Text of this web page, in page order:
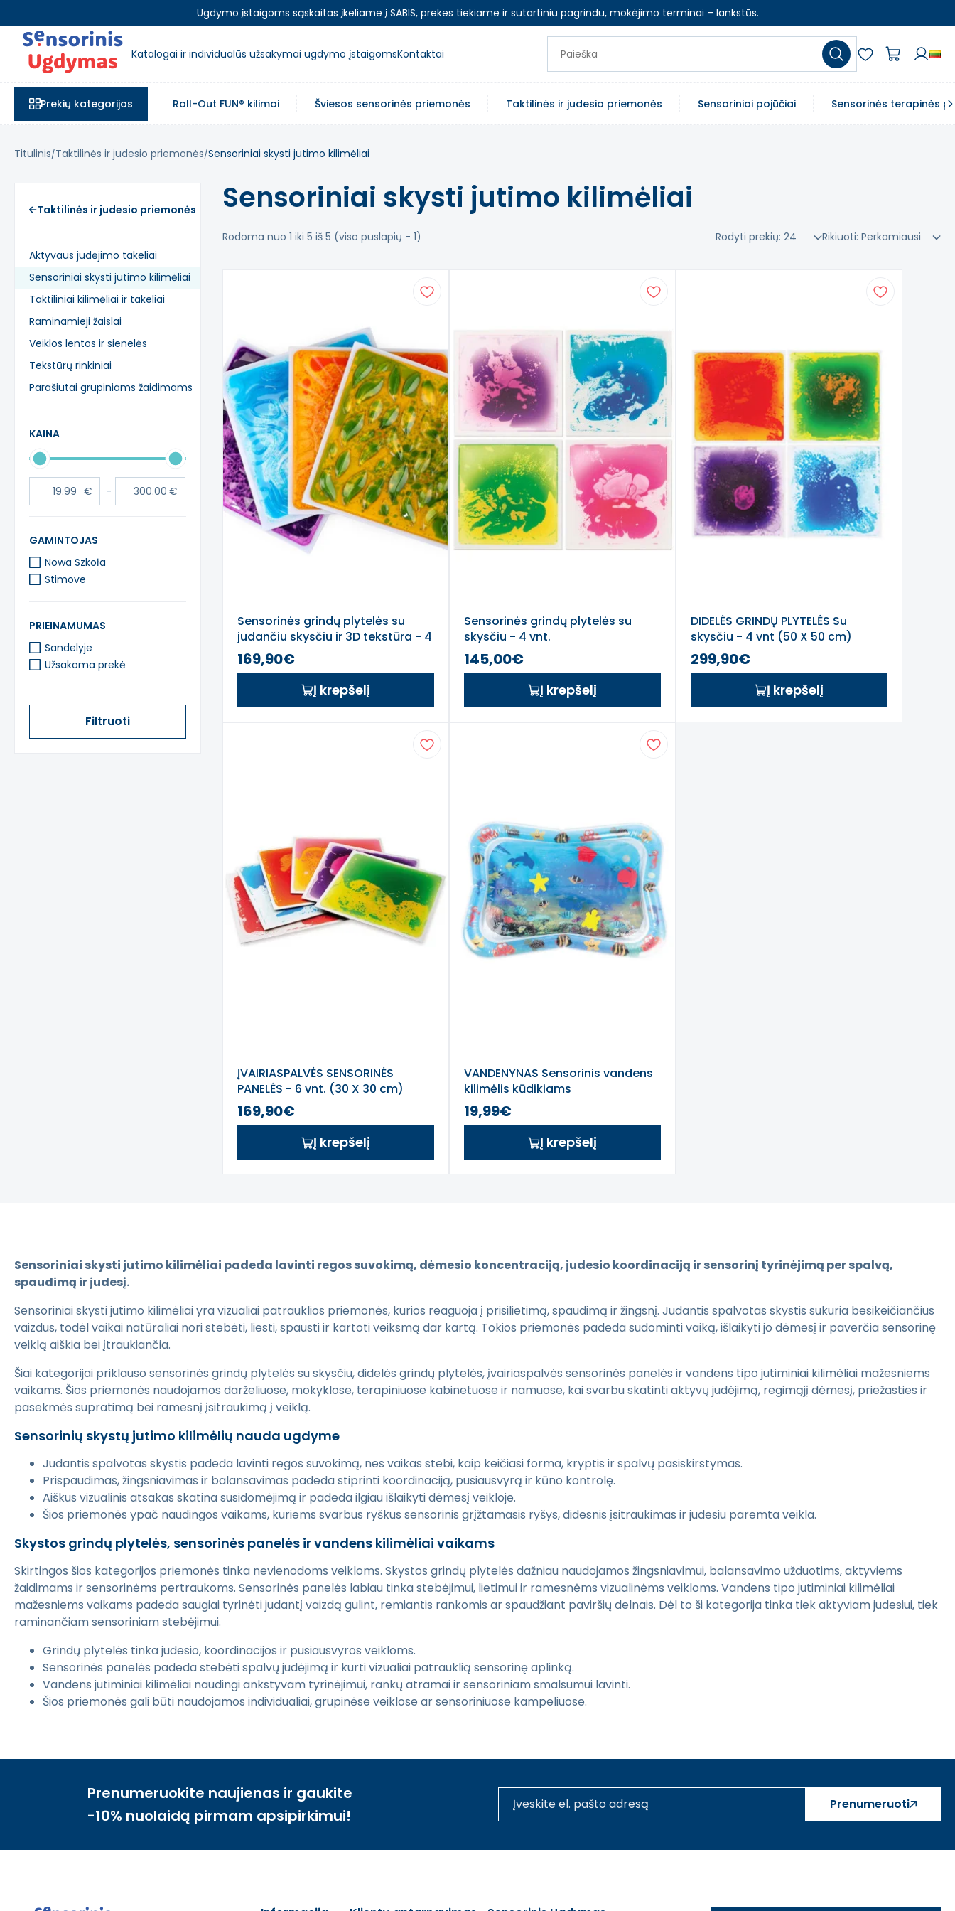
Ugdymo įstaigoms sąskaitas įkeliame į SABIS, prekes tiekiame ir sutartiniu pagrindu, mokėjimo terminai – lankstūs.
Katalogai ir individualūs užsakymai ugdymo įstaigomsKontaktai
Prekių kategorijos Roll-Out FUN® kilimai Šviesos sensorinės priemonės Taktilinės ir judesio priemonės Sensoriniai pojūčiai Sensorinės terapinės
Titulinis Taktilinės ir judesio priemonės Sensoriniai skysti jutimo kilimėliai
Taktilinės ir judesio priemonės
Aktyvaus judėjimo takeliai
Sensoriniai skysti jutimo kilimėliai
Taktiliniai kilimėliai ir takeliai
Raminamieji žaislai
Veiklos lentos ir sienelės
Tekstūrų rinkiniai
Parašiutai grupiniams žaidimams
KAINA
-
GAMINTOJAS
Nowa Szkoła
Stimove
PRIEINAMUMAS
Sandelyje
Užsakoma prekė
Filtruoti
Sensoriniai skysti jutimo kilimėliai
Rodoma nuo 1 iki 5 iš 5 (viso puslapių - 1) Rodyti prekių: 24 Rikiuoti: Perkamiausi
Sensorinės grindų plytelės su
judančiu skysčiu ir 3D tekstūra - 4
vnt.
169,90€
Į krepšelį
Sensorinės grindų plytelės su
skysčiu - 4 vnt.
145,00€
Į krepšelį
DIDELĖS GRINDŲ PLYTELĖS Su
skysčiu - 4 vnt (50 X 50 cm)
299,90€
Į krepšelį
ĮVAIRIASPALVĖS SENSORINĖS
PANELĖS - 6 vnt. (30 X 30 cm)
169,90€
Į krepšelį
VANDENYNAS Sensorinis vandens
kilimėlis kūdikiams
19,99€
Į krepšelį
Sensoriniai skysti jutimo kilimėliai padeda lavinti regos suvokimą, dėmesio koncentraciją, judesio koordinaciją ir sensorinį tyrinėjimą per spalvą,
spaudimą ir judesį.
Sensoriniai skysti jutimo kilimėliai yra vizualiai patrauklios priemonės, kurios reaguoja į prisilietimą, spaudimą ir žingsnį. Judantis spalvotas skystis sukuria besikeičiančius
vaizdus, todėl vaikai natūraliai nori stebėti, liesti, spausti ir kartoti veiksmą dar kartą. Tokios priemonės padeda sudominti vaiką, išlaikyti jo dėmesį ir paverčia sensorinę
veiklą aiškia bei įtraukiančia.
Šiai kategorijai priklauso sensorinės grindų plytelės su skysčiu, didelės grindų plytelės, įvairiaspalvės sensorinės panelės ir vandens tipo jutiminiai kilimėliai mažesniems
vaikams. Šios priemonės naudojamos darželiuose, mokyklose, terapiniuose kabinetuose ir namuose, kai svarbu skatinti aktyvų judėjimą, regimąjį dėmesį, priežasties ir
pasekmės supratimą bei ramesnį įsitraukimą į veiklą.
Sensorinių skystų jutimo kilimėlių nauda ugdyme
Judantis spalvotas skystis padeda lavinti regos suvokimą, nes vaikas stebi, kaip keičiasi forma, kryptis ir spalvų pasiskirstymas.
Prispaudimas, žingsniavimas ir balansavimas padeda stiprinti koordinaciją, pusiausvyrą ir kūno kontrolę.
Aiškus vizualinis atsakas skatina susidomėjimą ir padeda ilgiau išlaikyti dėmesį veikloje.
Šios priemonės ypač naudingos vaikams, kuriems svarbus ryškus sensorinis grįžtamasis ryšys, didesnis įsitraukimas ir judesiu paremta veikla.
Skystos grindų plytelės, sensorinės panelės ir vandens kilimėliai vaikams
Skirtingos šios kategorijos priemonės tinka nevienodoms veikloms. Skystos grindų plytelės dažniau naudojamos žingsniavimui, balansavimo užduotims, aktyviems
žaidimams ir sensorinėms pertraukoms. Sensorinės panelės labiau tinka stebėjimui, lietimui ir ramesnėms vizualinėms veikloms. Vandens tipo jutiminiai kilimėliai
mažesniems vaikams padeda saugiai tyrinėti judantį vaizdą gulint, remiantis rankomis ar spaudžiant paviršių delnais. Dėl to ši kategorija tinka tiek aktyviam judesiui, tiek
raminančiam sensoriniam stebėjimui.
Grindų plytelės tinka judesio, koordinacijos ir pusiausvyros veikloms.
Sensorinės panelės padeda stebėti spalvų judėjimą ir kurti vizualiai patrauklią sensorinę aplinką.
Vandens jutiminiai kilimėliai naudingi ankstyvam tyrinėjimui, rankų atramai ir sensoriniam smalsumui lavinti.
Šios priemonės gali būti naudojamos individualiai, grupinėse veiklose ar sensoriniuose kampeliuose.
Prenumeruokite naujienas ir gaukite
-10% nuolaidą pirmam apsipirkimui!
Prenumeruoti